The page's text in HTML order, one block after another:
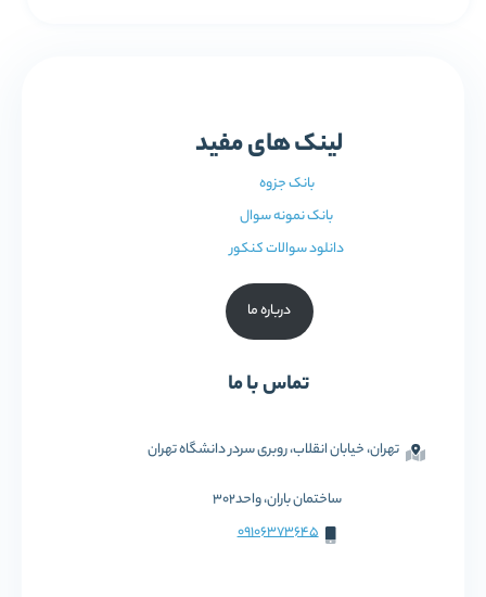
لینک های مفید
بانک جزوه
بانک نمونه سوال
دانلود سوالات کنکور
درباره ما
تماس با ما
تهران، خیابان انقلاب، روبری سردر دانشگاه تهران
ساختمان باران، واحد302
09106373645